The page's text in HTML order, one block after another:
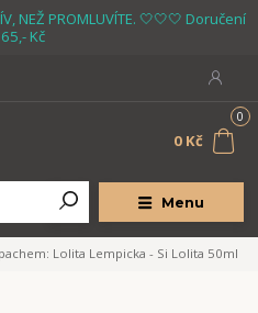
NEŽ PROMLUVÍTE. 🤍🤍🤍 Doručení
Kč
Menu
0
0 Kč
Lolita Lempicka - Si Lolita 50ml